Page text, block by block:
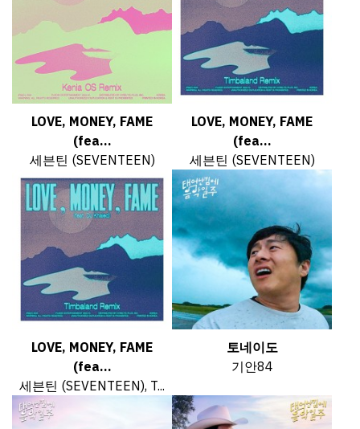
LOVE, MONEY, FAME
(fea...
세븐틴 (SEVENTEEN)
LOVE, MONEY, FAME
(fea...
세븐틴 (SEVENTEEN)
LOVE, MONEY, FAME
(fea...
세븐틴 (SEVENTEEN), T...
토네이도
기안84